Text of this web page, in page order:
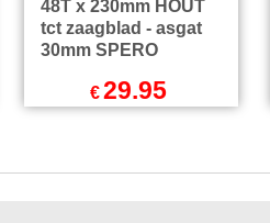
48T x 230mm HOUT
tct zaagblad - asgat
30mm SPERO
€29.95
Excl.BTW